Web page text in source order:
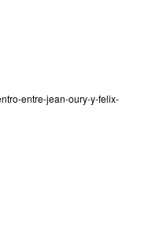
entre-jean-oury-y-felix-